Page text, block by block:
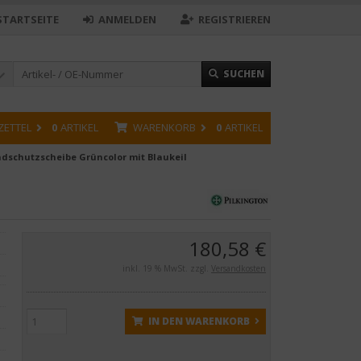
REGISTRIEREN
ANMELDEN
SUCHEN
WARENKORB 0 ARTIKEL
0 ARTIKEL
Grüncolor mit Blaukeil
180,58 €
inkl. 19 % MwSt. zzgl. Versandkosten
IN DEN WARENKORB